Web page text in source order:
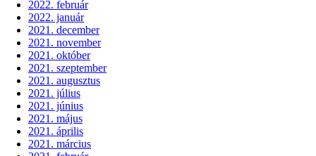
2022. február
2022. január
2021. december
2021. november
2021. október
2021. szeptember
2021. augusztus
2021. július
2021. június
2021. május
2021. április
2021. március